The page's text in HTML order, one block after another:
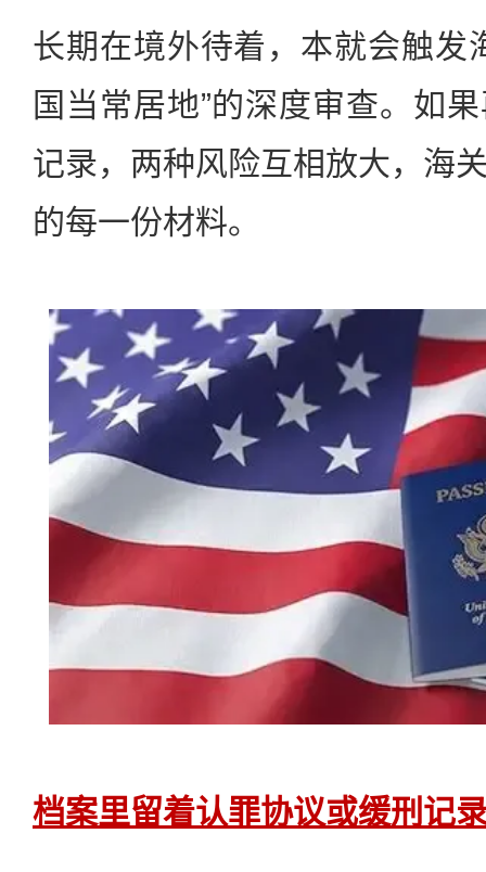
长期在境外待着，本就会触发
国当常居地”的深度审查。如
记录，两种风险互相放大，海
的每一份材料。
档案里留着认罪协议或缓刑记